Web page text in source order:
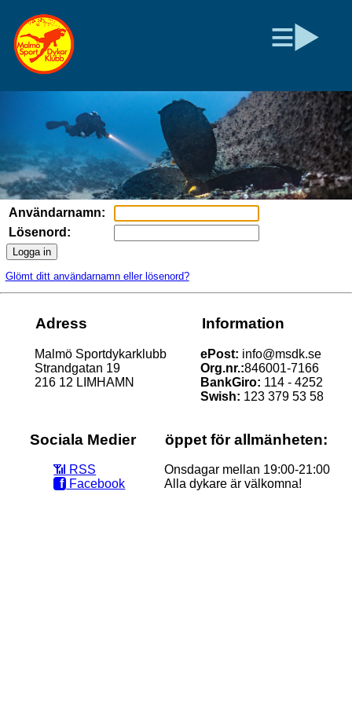
Användarnamn:
Lösenord:
Logga in
Glömt ditt användarnamn eller lösenord?
Adress
Malmö Sportdykarklubb
Strandgatan 19
216 12 LIMHAMN
Information
ePost: info@msdk.se
Org.nr.:846001-7166
BankGiro: 114 - 4252
Swish: 123 379 53 58
Sociala Medier
📶‭ RSS
f Facebook
öppet för allmänheten:
Onsdagar mellan 19:00-21:00
Alla dykare är välkomna!